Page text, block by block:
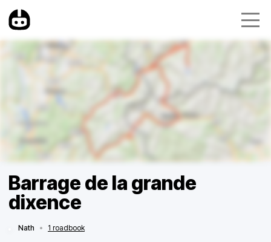
Barrage de la grande
dixence
Nath • 1 roadbook